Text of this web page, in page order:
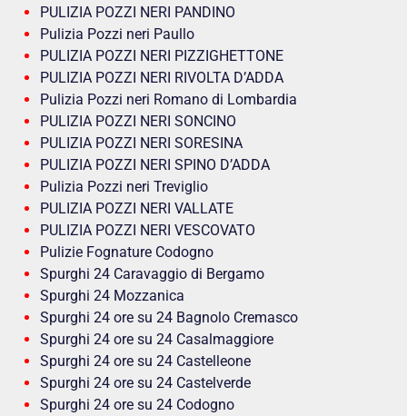
PULIZIA POZZI NERI PANDINO
Pulizia Pozzi neri Paullo
PULIZIA POZZI NERI PIZZIGHETTONE
PULIZIA POZZI NERI RIVOLTA D’ADDA
Pulizia Pozzi neri Romano di Lombardia
PULIZIA POZZI NERI SONCINO
PULIZIA POZZI NERI SORESINA
PULIZIA POZZI NERI SPINO D’ADDA
Pulizia Pozzi neri Treviglio
PULIZIA POZZI NERI VALLATE
PULIZIA POZZI NERI VESCOVATO
Pulizie Fognature Codogno
Spurghi 24 Caravaggio di Bergamo
Spurghi 24 Mozzanica
Spurghi 24 ore su 24 Bagnolo Cremasco
Spurghi 24 ore su 24 Casalmaggiore
Spurghi 24 ore su 24 Castelleone
Spurghi 24 ore su 24 Castelverde
Spurghi 24 ore su 24 Codogno